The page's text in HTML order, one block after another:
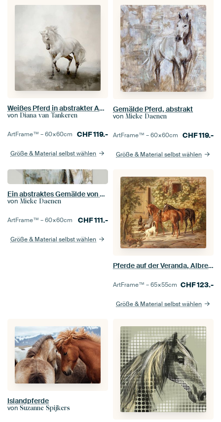
Weißes Pferd in abstrakter Aquarell-Landschaftsmalerei
von Diana van Tankeren
ArtFrame™ –60×60cm CHF119.-
Größe & Material selbst wählen
Gemälde Pferd, abstrakt
von Mieke Daenen
ArtFrame™ –60×60cm CHF119.-
Größe & Material selbst wählen
Ein abstraktes Gemälde von einem weißen Pferd
von Mieke Daenen
ArtFrame™ –60×60cm CHF111.-
Größe & Material selbst wählen
Pferde auf der Veranda, Albrecht Adam
ArtFrame™ –65×55cm CHF123.-
Größe & Material selbst wählen
Islandpferde
von Suzanne Spijkers